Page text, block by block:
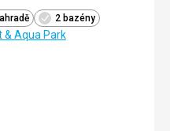
2 bazény
& Aqua Park